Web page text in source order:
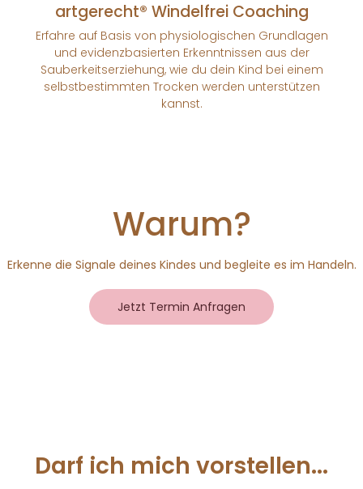
artgerecht® Windelfrei Coaching
Erfahre auf Basis von physiologischen Grundlagen
und evidenzbasierten Erkenntnissen aus der
Sauberkeitserziehung, wie du dein Kind bei einem
selbstbestimmten Trocken werden unterstützen
kannst.
Warum?
Erkenne die Signale deines Kindes und begleite es im Handeln.
Jetzt Termin Anfragen
Darf ich mich vorstellen...